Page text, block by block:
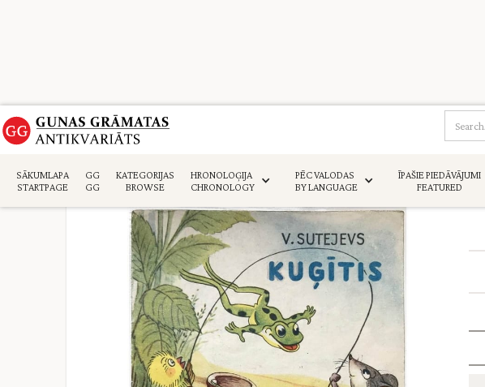
SĀKUMLAPA
STARTPAGE
GG
GG
KATEGORIJAS
BROWSE
HRONOLOĢIJA
CHRONOLOGY
PĒC VALODAS
BY LANGUAGE
ĪPAŠIE PIEDĀVĀJUMI
FEATURED
Sākumlapa